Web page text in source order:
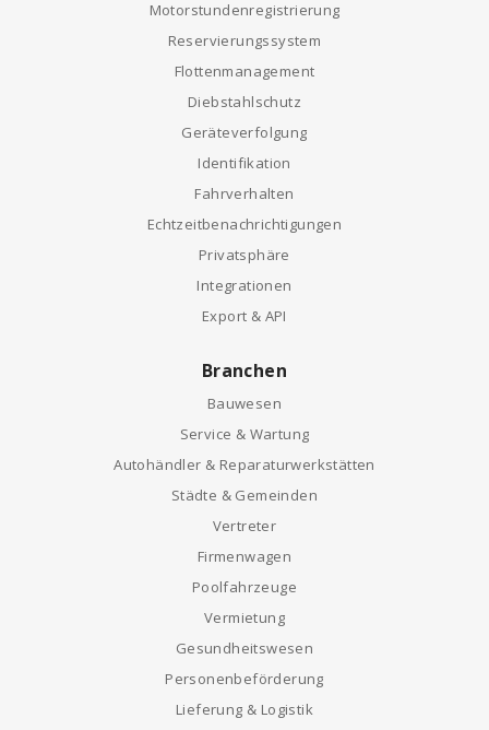
Motorstundenregistrierung
Reservierungssystem
Flottenmanagement
Diebstahlschutz
Geräteverfolgung
Identifikation
Fahrverhalten
Echtzeitbenachrichtigungen
Privatsphäre
Integrationen
Export & API
Branchen
Bauwesen
Service & Wartung
Autohändler & Reparaturwerkstätten
Städte & Gemeinden
Vertreter
Firmenwagen
Poolfahrzeuge
Vermietung
Gesundheitswesen
Personenbeförderung
Lieferung & Logistik